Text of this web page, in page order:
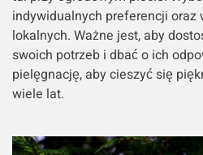
indywidualnych preferencji oraz
lokalnych. Ważne jest, aby
swoich potrzeb i dbać o ich
pielęgnację, aby cieszyć się
wiele lat.